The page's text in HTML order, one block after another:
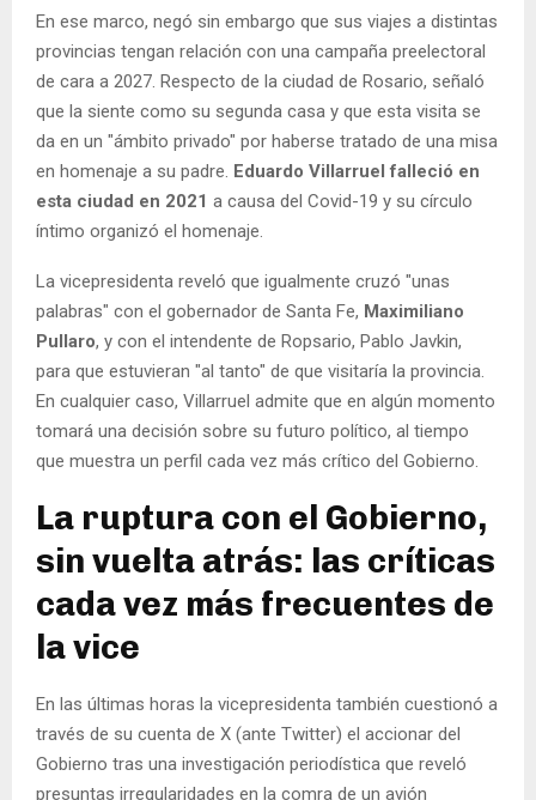
En ese marco, negó sin embargo que sus viajes a distintas
provincias tengan relación con una campaña preelectoral
de cara a 2027. Respecto de la ciudad de Rosario, señaló
que la siente como su segunda casa y que esta visita se
da en un "ámbito privado" por haberse tratado de una misa
en homenaje a su padre. Eduardo Villarruel falleció en
esta ciudad en 2021 a causa del Covid-19 y su círculo
íntimo organizó el homenaje.
La vicepresidenta reveló que igualmente cruzó "unas
palabras" con el gobernador de Santa Fe, Maximiliano
Pullaro, y con el intendente de Ropsario, Pablo Javkin,
para que estuvieran "al tanto" de que visitaría la provincia.
En cualquier caso, Villarruel admite que en algún momento
tomará una decisión sobre su futuro político, al tiempo
que muestra un perfil cada vez más crítico del Gobierno.
La ruptura con el Gobierno,
sin vuelta atrás: las críticas
cada vez más frecuentes de
la vice
En las últimas horas la vicepresidenta también cuestionó a
través de su cuenta de X (ante Twitter) el accionar del
Gobierno tras una investigación periodística que reveló
presuntas irregularidades en la comra de un avión